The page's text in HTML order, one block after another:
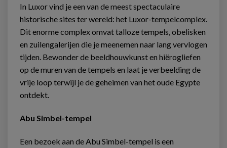
In Luxor vind je een van de meest spectaculaire
historische sites ter wereld: het Luxor-tempelcomplex.
Dit enorme complex omvat talloze tempels, obelisken
en zuilengalerijen die je meenemen naar lang vervlogen
tijden. Bewonder de beeldhouwkunst en hiërogliefen
op de muren van de tempels en laat je verbeelding de
vrije loop terwijl je de geheimen van het oude Egypte
ontdekt.
Abu Simbel-tempel
Een bezoek aan de Abu Simbel-tempel is een